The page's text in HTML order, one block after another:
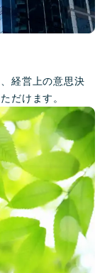
経営上の意思決
だけます。